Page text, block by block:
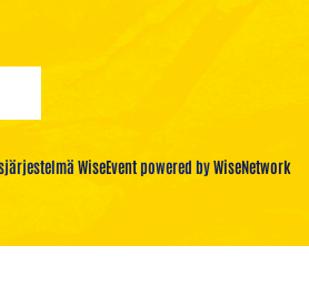
WiseEventpowered byWiseNetwork